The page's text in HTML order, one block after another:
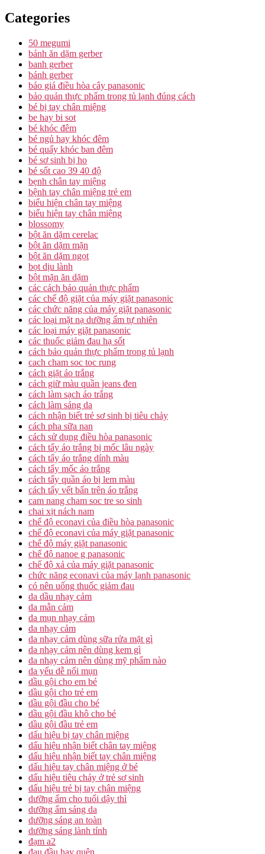
Categories
50 megumi
bánh ăn dặm gerber
banh gerber
bánh gerber
báo giá điều hòa cây panasonic
bảo quản thực phẩm trong tủ lạnh đúng cách
bé bị tay chân miệng
be hay bi sot
bé khóc đêm
bé ngủ hay khóc đêm
bé quấy khóc ban đêm
bé sơ sinh bị ho
bé sốt cao 39 40 độ
bẹnh chân tay miệng
bệnh tay chân miệng trẻ em
biểu hiện chân tay miệng
biểu hiện tay chân miệng
blossomy
bột ăn dặm cerelac
bột ăn dặm mặn
bột ăn dặm ngọt
bọt dịu lành
bột mặn ăn dặm
các cách bảo quản thực phẩm
các chế độ giặt của máy giặt panasonic
các chức năng của máy giặt panasonic
các loại mặt nạ dưỡng ẩm tự nhiên
các loại máy giặt panasonic
các thuốc giảm đau hạ sốt
cách bảo quản thực phẩm trong tủ lạnh
cach cham soc toc rung
cách giặt áo trắng
cách giữ màu quần jeans đen
cách làm sạch áo trắng
cách làm sáng da
cách nhận biết trẻ sơ sinh bị tiêu chảy
cách pha sữa nan
cách sử dụng điều hòa panasonic
cách tẩy áo trắng bị mốc lâu ngày
cách tẩy áo trắng dính màu
cách tẩy mốc áo trắng
cách tẩy quần áo bị lem màu
cách tẩy vết bẩn trên áo trắng
cam nang cham soc tre so sinh
chai xịt nách nam
chế độ econavi của điều hòa panasonic
chế độ econavi của máy giặt panasonic
chế độ máy giặt panasonic
chế độ nanoe g panasonic
chế độ xả của máy giặt panasonic
chức năng econavi của máy lạnh panasonic
có nên uống thuốc giảm đau
da dầu nhạy cảm
da mẫn cảm
da mụn nhạy cảm
da nhạy cảm
da nhạy cảm dùng sữa rửa mặt gì
da nhạy cảm nên dùng kem gì
da nhạy cảm nên dùng mỹ phẩm nào
da yếu dễ nổi mụn
dầu gội cho em bé
dầu gội cho trẻ em
dầu gội đầu cho bé
dầu gội đầu khô cho bé
dầu gội đầu trẻ em
dấu hiệu bị tay chân miệng
dấu hiệu nhận biết chân tay miệng
dấu hiệu nhận biết tay chân miệng
dấu hiệu tay chân miệng ở bé
dấu hiệu tiêu chảy ở trẻ sơ sinh
dấu hiệu trẻ bị tay chân miệng
dưỡng ẩm cho tuổi dậy thì
dưỡng ẩm sáng da
dưỡng sáng an toàn
dưỡng sáng lành tính
đạm a2
đau đầu hay quên